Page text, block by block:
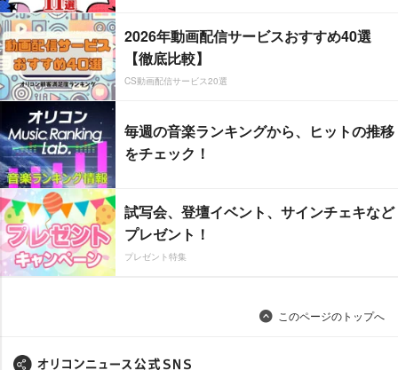
2026年動画配信サービスおすすめ40選
【徹底比較】
CS動画配信サービス20選
毎週の音楽ランキングから、ヒットの推移
をチェック！
試写会、登壇イベント、サインチェキなど
プレゼント！
プレゼント特集
このページのトップへ